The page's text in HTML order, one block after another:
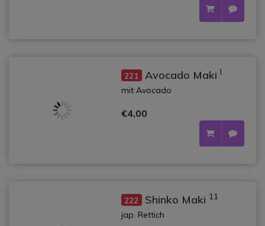
221 Avocado Maki l
mit Avocado
€4,00
222 Shinko Maki 11
jap. Rettich